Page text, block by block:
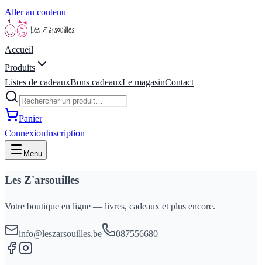
Aller au contenu
Accueil
Produits
Listes de cadeauxBons cadeauxLe magasinContact
Panier
ConnexionInscription
Menu
Les Z'arsouilles
Votre boutique en ligne — livres, cadeaux et plus encore.
info@leszarsouilles.be 087556680